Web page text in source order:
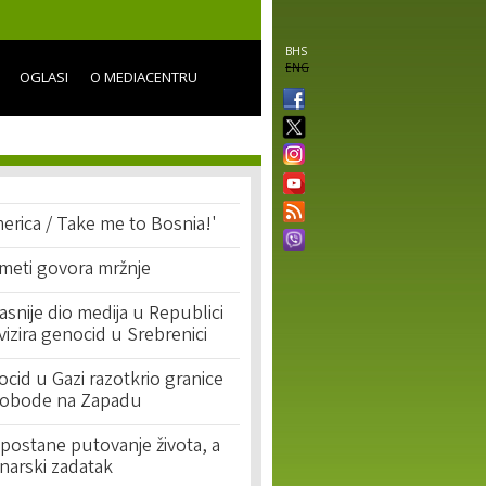
BHS
ENG
OGLASI O MEDIACENTRU
/ Take me to Bosnia!'
govora mržnje
dio medija u Republici
genocid u Srebrenici
u Gazi razotkrio granice
na Zapadu
putovanje života, a
zadatak